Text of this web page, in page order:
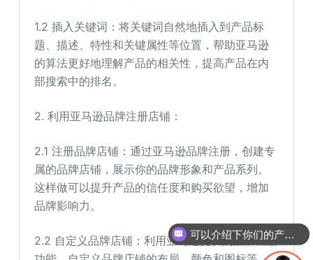
1.2 插入关键词：将关键词自然地插入到产品标
题、描述、特性和关键属性等位置，帮助亚马逊
的算法更好地理解产品的相关性，提高产品在内
部搜索中的排名。
2. 利用亚马逊品牌注册店铺：
2.1 注册品牌店铺：通过亚马逊品牌注册，创建专
属的品牌店铺，展示你的品牌形象和产品系列。
这样做可以提升产品的信任度和购买欲望，增加
品牌影响力。
2.2 自定义品牌店铺：利用亚马逊提供的品牌注册
可以介绍下你们的产品么